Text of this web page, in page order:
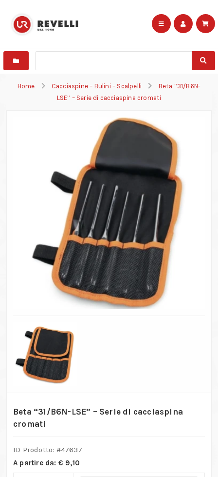
Home Cacciaspine – Bulini – Scalpelli
Beta “31/B6N-
LSE” – Serie di cacciaspina cromati
Beta “31/B6N-LSE” – Serie di cacciaspina
cromati
ID Prodotto: #47637
A partire da: € 9,10